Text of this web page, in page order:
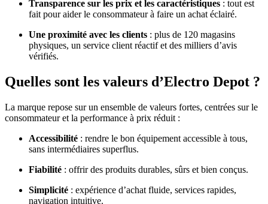
Transparence sur les prix et les caractéristiques : tout est
fait pour aider le consommateur à faire un achat éclairé.
Une proximité avec les clients : plus de 120 magasins
physiques, un service client réactif et des milliers d’avis
vérifiés.
Quelles sont les valeurs d’Electro Depot ?
La marque repose sur un ensemble de valeurs fortes, centrées sur le
consommateur et la performance à prix réduit :
Accessibilité : rendre le bon équipement accessible à tous,
sans intermédiaires superflus.
Fiabilité : offrir des produits durables, sûrs et bien conçus.
Simplicité : expérience d’achat fluide, services rapides,
navigation intuitive.